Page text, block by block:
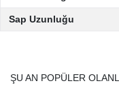
Sap Uzunluğu
ŞU AN POPÜLER